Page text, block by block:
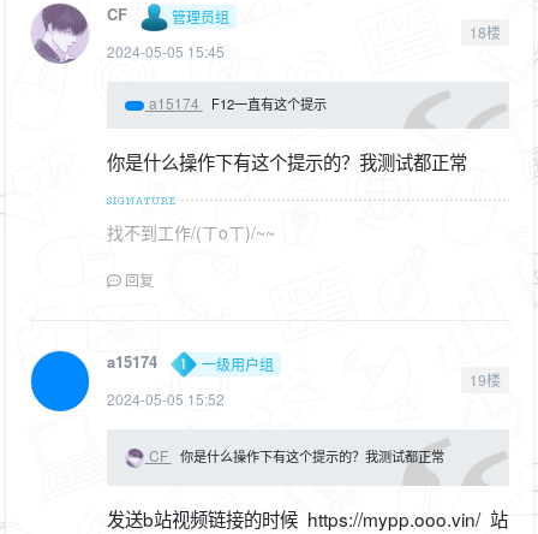
CF
管理员组
2024-05-05 15:45
18楼
a15174 F12一直有这个提示
你是什么操作下有这个提示的？我测试都正常
找不到工作/(ㄒoㄒ)/~~
回复
a15174
一级用户组
2024-05-05 15:52
19楼
CF 你是什么操作下有这个提示的？我测试都正常
发送b站视频链接的时候 https://mypp.ooo.vin/ 站